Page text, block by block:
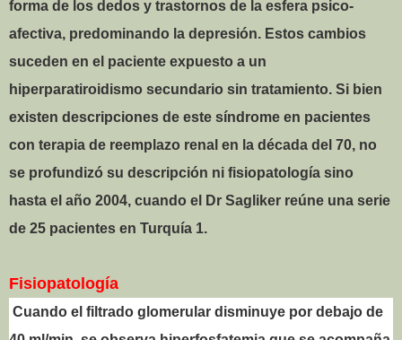
forma de los dedos y trastornos de la esfera psico-
afectiva, predominando la depresión. Estos cambios
suceden en el paciente expuesto a un
hiperparatiroidismo secundario sin tratamiento. Si bien
existen descripciones de este síndrome en pacientes
con terapia de reemplazo renal en la década del 70, no
se profundizó su descripción ni fisiopatología sino
hasta el año 2004, cuando el Dr Sagliker reúne una serie
de 25 pacientes en Turquía 1.
Fisiopatología
Cuando el filtrado glomerular disminuye por debajo de